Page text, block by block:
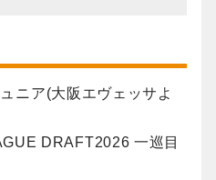
ニア(大阪エヴェッサよ
DRAFT2026 一巡目